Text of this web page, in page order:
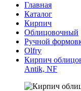
Главная
Каталог
Кирпич
Облицовочный
Ручной
Olfry
Кирпич
Antik, NF